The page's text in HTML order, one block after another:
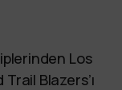
Los
Blazers’ı